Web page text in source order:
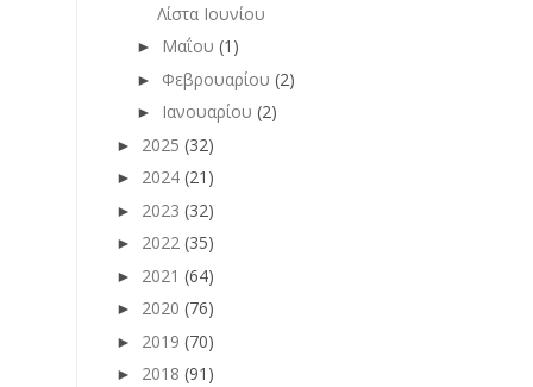
Λίστα Ιουνίου
► Μαΐου (1)
► Φεβρουαρίου (2)
► Ιανουαρίου (2)
► 2025 (32)
► 2024 (21)
► 2023 (32)
► 2022 (35)
► 2021 (64)
► 2020 (76)
► 2019 (70)
► 2018 (91)